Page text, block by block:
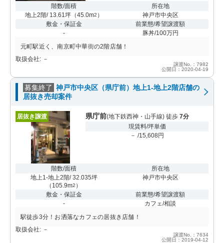
階数/面積
地上2階/ 13.61坪（45.0m2 ）
所在地
神戸市中央区
敷金・保証金
-
前業態/希望譲渡額
豚丼/100万円
元町駅近く、南京町中華街の2階店舗！
取扱会社: －
譲渡No.：7982
公開日：2020-04-19
募集終了 神戸市中央区（県庁前）地上1-地上2階店舗の
居抜き売却案件
居抜き譲渡 県庁前(地下鉄西神・山手線) 徒歩 7分
現賃料/坪単価
－ /15,608円
階数/面積
地上1-地上2階/ 32.035坪
（ 105.9m2 ）
所在地
神戸市中央区
敷金・保証金
-
前業態/希望譲渡額
カフェ/相談
駅徒歩3分！お洒落なカフェの居抜き店舗！
取扱会社: －
譲渡No.：7634
公開日：2019-04-12